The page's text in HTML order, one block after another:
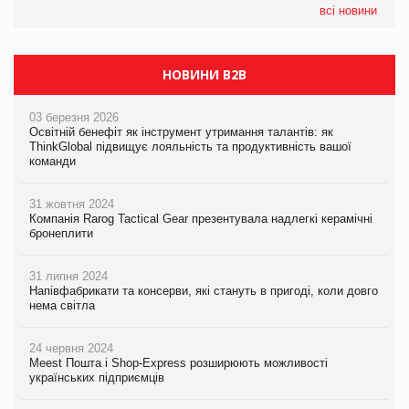
всі новини
НОВИНИ B2B
03 березня 2026
Освітній бенефіт як інструмент утримання талантів: як
ThinkGlobal підвищує лояльність та продуктивність вашої
команди
31 жовтня 2024
Компанія Rarog Tactical Gear презентувала надлегкі керамічні
бронеплити
31 липня 2024
Напівфабрикати та консерви, які стануть в пригоді, коли довго
нема світла
24 червня 2024
Meest Пошта і Shop-Express розширюють можливості
українських підприємців